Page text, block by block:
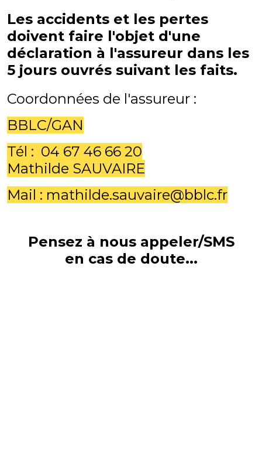
Les accidents et les pertes
doivent faire l'objet d'une
déclaration à l'assureur dans les
5 jours ouvrés suivant les faits.
Coordonnées de l'assureur :
BBLC/GAN
Tél : 04 67 46 66 20
Mathilde SAUVAIRE
Mail : mathilde.sauvaire@bblc.fr
Pensez à nous appeler/SMS
en cas de doute...